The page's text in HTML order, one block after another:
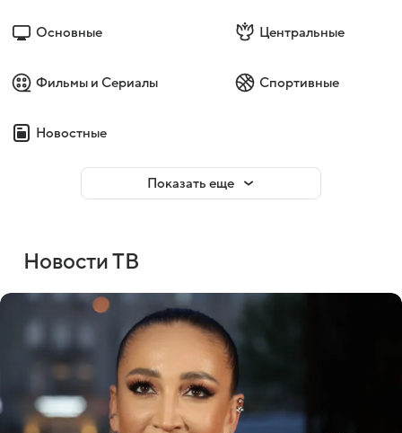
Основные Центральные
Фильмы и Сериалы Спортивные
Новостные
Показать еще
Новости ТВ